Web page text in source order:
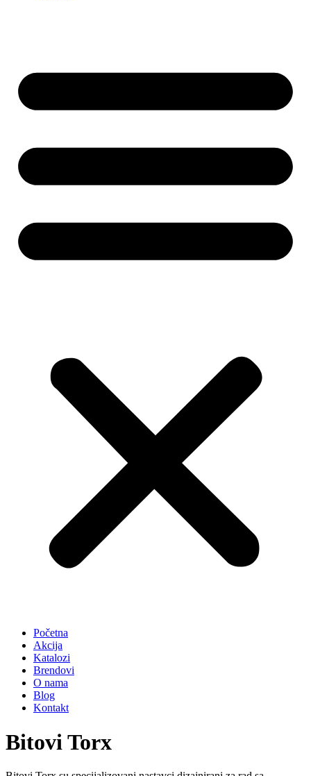
Početna
Akcija
Katalozi
Brendovi
O nama
Blog
Kontakt
Bitovi Torx